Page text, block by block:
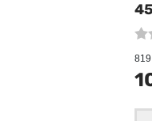
819